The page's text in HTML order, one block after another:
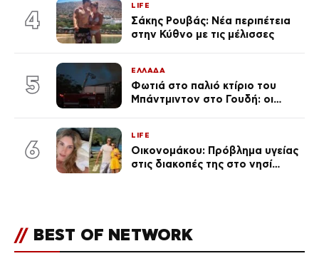
4
LIFE
Σάκης Ρουβάς: Νέα περιπέτεια
στην Κύθνο με τις μέλισσες
5
ΕΛΛΑΔΑ
Φωτιά στο παλιό κτίριο του
Μπάντμιντον στο Γουδή: οι
πλήθος ελλείψεων και σοβαρών
κενών»
6
LIFE
Οικονομάκου: Πρόβλημα υγείας
στις διακοπές της στο νησί
// BEST OF NETWORK